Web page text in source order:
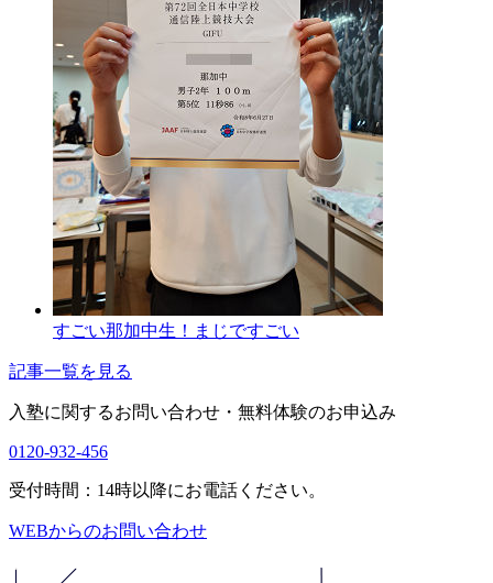
すごい那加中生！まじですごい
記事一覧を見る
入塾に関するお問い合わせ・ 無料体験のお申込み
0120-932-456
受付時間：14時以降にお電話ください。
WEBからのお問い合わせ